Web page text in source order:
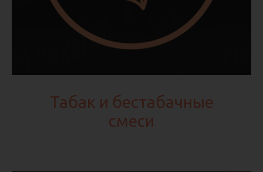
Табак и бестабачные
смеси